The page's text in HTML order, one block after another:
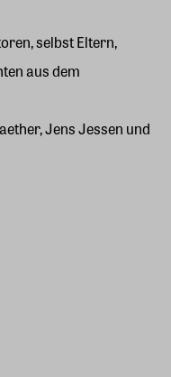
selbst Eltern,
aus dem
Jens Jessen und